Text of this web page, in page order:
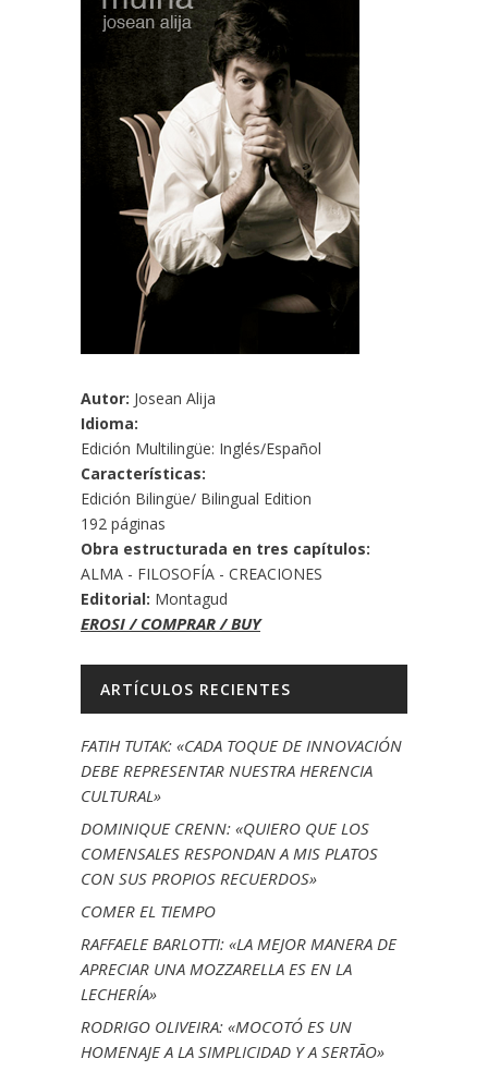
Autor: Josean Alija
Idioma:
Edición Multilingüe: Inglés/Español
Características:
Edición Bilingüe/ Bilingual Edition
192 páginas
Obra estructurada en tres capítulos:
ALMA - FILOSOFÍA - CREACIONES
Editorial: Montagud
EROSI / COMPRAR / BUY
ARTÍCULOS RECIENTES
FATIH TUTAK: «CADA TOQUE DE INNOVACIÓN
DEBE REPRESENTAR NUESTRA HERENCIA
CULTURAL»
DOMINIQUE CRENN: «QUIERO QUE LOS
COMENSALES RESPONDAN A MIS PLATOS
CON SUS PROPIOS RECUERDOS»
COMER EL TIEMPO
RAFFAELE BARLOTTI: «LA MEJOR MANERA DE
APRECIAR UNA MOZZARELLA ES EN LA
LECHERÍA»
RODRIGO OLIVEIRA: «MOCOTÓ ES UN
HOMENAJE A LA SIMPLICIDAD Y A SERTÃO»